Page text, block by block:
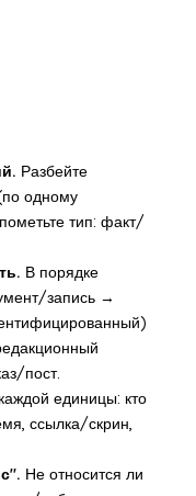
Разбейте
одному
тип: факт/
В порядке
запись →
пост.
единицы: кто
ссылка/скрин,
Не относится ли